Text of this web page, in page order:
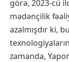
görə, 2023-cü
mədənçilik
azalmışdır ki,
zamanda,